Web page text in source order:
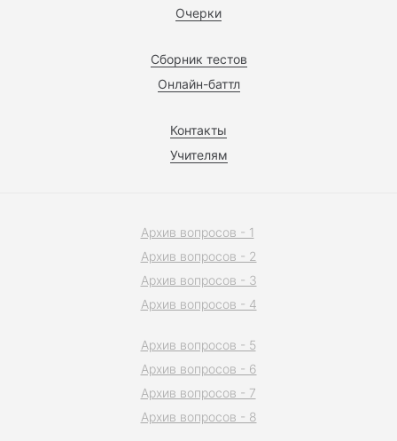
Очерки
Сборник тестов
Онлайн-баттл
Контакты
Учителям
Архив вопросов - 1
Архив вопросов - 2
Архив вопросов - 3
Архив вопросов - 4
Архив вопросов - 5
Архив вопросов - 6
Архив вопросов - 7
Архив вопросов - 8